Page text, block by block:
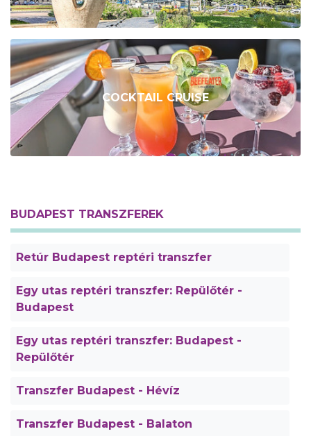
COCKTAIL CRUISE
BUDAPEST TRANSZFEREK
Retúr Budapest reptéri transzfer
Egy utas reptéri transzfer: Repülőtér -
Budapest
Egy utas reptéri transzfer: Budapest -
Repülőtér
Transzfer Budapest - Hévíz
Transzfer Budapest - Balaton